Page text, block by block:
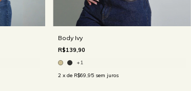
Body Ivy
R$139,90
+1
2 x de R$69,95 sem juros